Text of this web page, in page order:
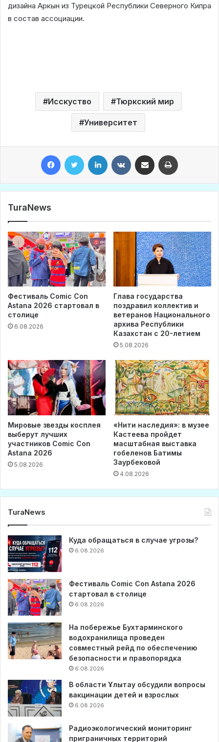
дизайна Аркын из Турецкой Республики Северного Кипра
в состав ассоциации.
Исскуство Тюркский мир
Университет
TuraNews
Фестиваль Comic Con
Astana 2026 стартовал в
столице
6.08.2026
Глава государства
поздравил коллектив и
ветеранов Национального
архива Республики
Казахстан с 20-летием
5.08.2026
Мировые звезды косплея
выберут лучших
участников Comic Con
Astana 2026
5.08.2026
«Нити наследия»: в музее
Кастеева пройдет
масштабная выставка
гобеленов Батимы
Заурбековой
4.08.2026
TuraNews
Куда обращаться в случае угрозы?
6.08.2026
Фестиваль Comic Con Astana 2026
стартовал в столице
6.08.2026
На побережье Бухтарминского
водохранилища проведен
совместный рейд по обеспечению
безопасности и правопорядка
6.08.2026
В области Ұлытау обсудили вопросы
вакцинации детей и взрослых
6.08.2026
Радиоэкологический мониторинг
приграничных территорий